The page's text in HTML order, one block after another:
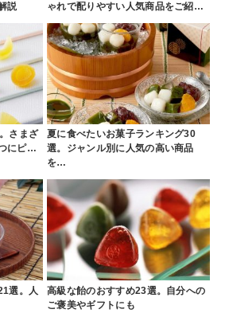
説
ゃれで配りやすい人気商品をご紹…
さまざ
にピ…
夏に食べたいお菓子ランキング30
選。ジャンル別に人気の高い商品
を…
選。人
高級な飴のおすすめ23選。自分への
ご褒美やギフトにも